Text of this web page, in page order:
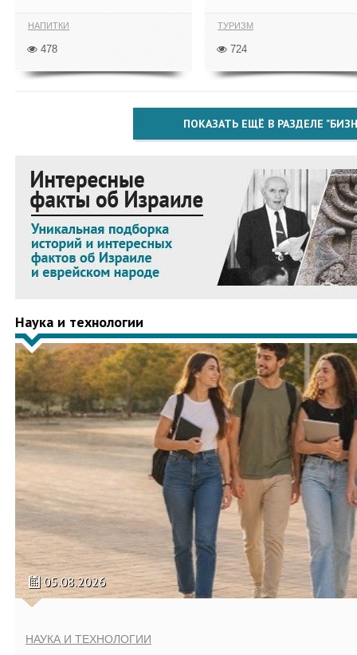
НАПИТКИ
478
ТУРИЗМ
724
ПОКАЗАТЬ ЕЩЁ В РАЗДЕЛЕ
Наука и технологии
05.08.2026
НАУКА И ТЕХНОЛОГИИ